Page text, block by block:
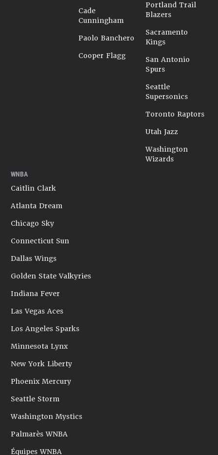
Cade
Cunningham
Paolo Banchero
Cooper Flagg
Portland Trail
Blazers
Sacramento
Kings
San Antonio
Spurs
Seattle
Supersonics
Toronto Raptors
Utah Jazz
Washington
Wizards
WNBA
Caitlin Clark
Atlanta Dream
Chicago Sky
Connecticut Sun
Dallas Wings
Golden State Valkyries
Indiana Fever
Las Vegas Aces
Los Angeles Sparks
Minnesota Lynx
New York Liberty
Phoenix Mercury
Seattle Storm
Washington Mystics
Palmarès WNBA
Équipes WNBA